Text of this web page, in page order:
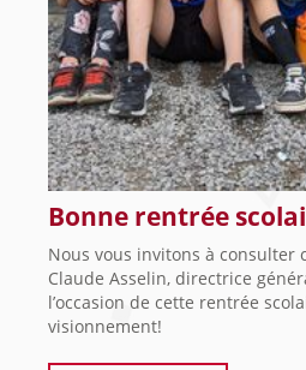
Bonne rentrée
Nous vous invitons à consulter
Claude Asselin, directrice
l’occasion de cette rentrée
visionnement!